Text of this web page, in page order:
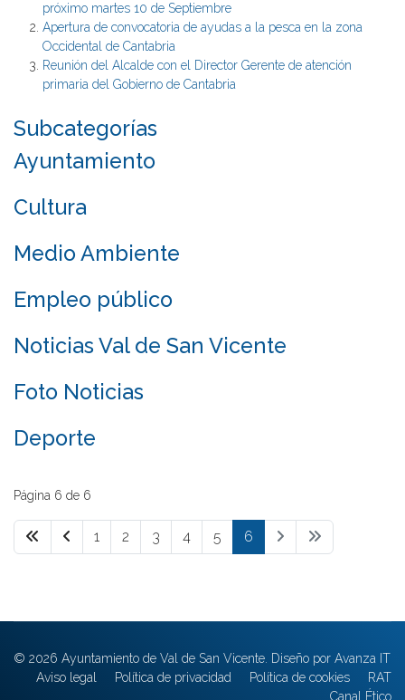
próximo martes 10 de Septiembre
Apertura de convocatoria de ayudas a la pesca en la zona
Occidental de Cantabria
Reunión del Alcalde con el Director Gerente de atención
primaria del Gobierno de Cantabria
Subcategorías
Ayuntamiento
Cultura
Medio Ambiente
Empleo público
Noticias Val de San Vicente
Foto Noticias
Deporte
Página 6 de 6
1 2 3 4 5 6
© 2026 Ayuntamiento de Val de San Vicente. Diseño por Avanza IT
Aviso legal
Política de privacidad Política de cookies
RAT
Canal Ético